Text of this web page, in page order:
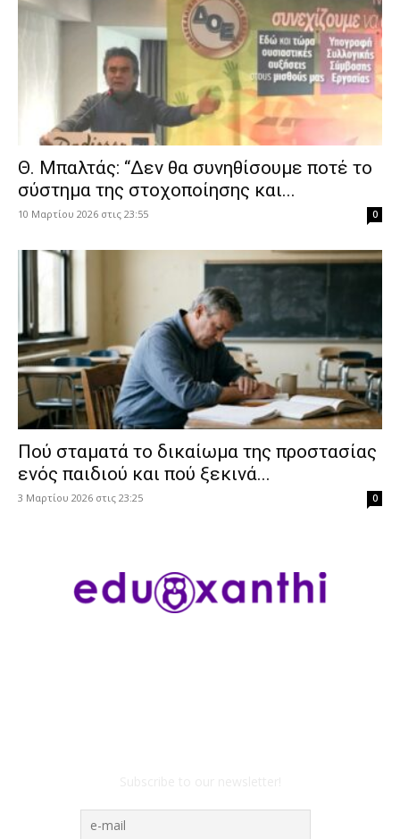
Θ. Μπαλτάς: “Δεν θα συνηθίσουμε ποτέ το
σύστημα της στοχοποίησης και...
10 Μαρτίου 2026 στις 23:55 0
Πού σταματά το δικαίωμα της προστασίας
ενός παιδιού και πού ξεκινά...
3 Μαρτίου 2026 στις 23:25 0